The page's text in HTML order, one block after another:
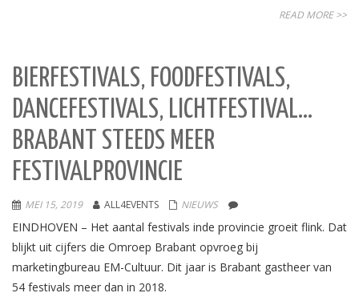
READ MORE >>
BIERFESTIVALS, FOODFESTIVALS,
DANCEFESTIVALS, LICHTFESTIVAL…
BRABANT STEEDS MEER
FESTIVALPROVINCIE
MEI 15, 2019 ALL4EVENTS NIEUWS
EINDHOVEN – Het aantal festivals inde provincie groeit flink. Dat
blijkt uit cijfers die Omroep Brabant opvroeg bij
marketingbureau EM-Cultuur. Dit jaar is Brabant gastheer van
54 festivals meer dan in 2018.